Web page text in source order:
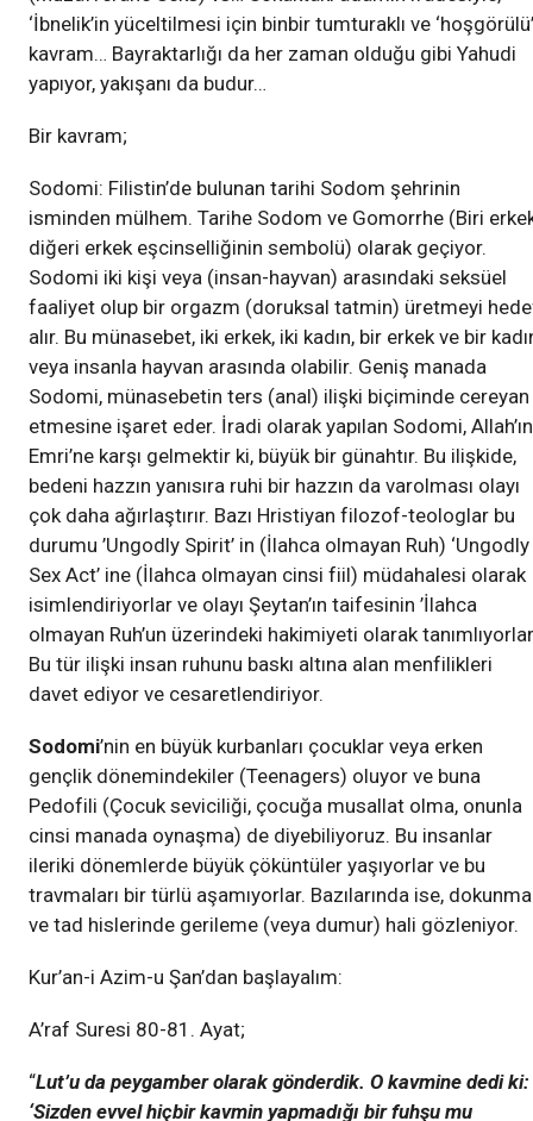
‘İbnelik’in yüceltilmesi için binbir tumturaklı ve ‘hoşgörülü’
kavram… Bayraktarlığı da her zaman olduğu gibi Yahudi
yapıyor, yakışanı da budur…
Bir kavram;
Sodomi: Filistin’de bulunan tarihi Sodom şehrinin
isminden mülhem. Tarihe Sodom ve Gomorrhe (Biri
diğeri erkek eşcinselliğinin sembolü) olarak geçiyor.
Sodomi iki kişi veya (insan-hayvan) arasındaki seksüel
faaliyet olup bir orgazm (doruksal tatmin) üretmeyi
alır. Bu münasebet, iki erkek, iki kadın, bir erkek ve bir
veya insanla hayvan arasında olabilir. Geniş manada
Sodomi, münasebetin ters (anal) ilişki biçiminde cereyan
etmesine işaret eder. İradi olarak yapılan Sodomi, Allah’ın
Emri’ne karşı gelmektir ki, büyük bir günahtır. Bu ilişkide,
bedeni hazzın yanısıra ruhi bir hazzın da varolması olayı
çok daha ağırlaştırır. Bazı Hristiyan filozof-teologlar bu
durumu ’Ungodly Spirit’ in (İlahca olmayan Ruh) ‘Ungodly
Sex Act’ ine (İlahca olmayan cinsi fiil) müdahalesi olarak
isimlendiriyorlar ve olayı Şeytan’ın taifesinin ’İlahca
olmayan Ruh’un üzerindeki hakimiyeti olarak
Bu tür ilişki insan ruhunu baskı altına alan menfilikleri
davet ediyor ve cesaretlendiriyor.
Sodomi’nin en büyük kurbanları çocuklar veya erken
gençlik dönemindekiler (Teenagers) oluyor ve buna
Pedofili (Çocuk seviciliği, çocuğa musallat olma, onunla
cinsi manada oynaşma) de diyebiliyoruz. Bu insanlar
ileriki dönemlerde büyük çöküntüler yaşıyorlar ve bu
travmaları bir türlü aşamıyorlar. Bazılarında ise, dokunma
ve tad hislerinde gerileme (veya dumur) hali gözleniyor.
Kur’an-i Azim-u Şan’dan başlayalım:
A’raf Suresi 80-81. Ayat;
“Lut’u da peygamber olarak gönderdik. O kavmine dedi ki:
‘Sizden evvel hiçbir kavmin yapmadığı bir fuhşu mu